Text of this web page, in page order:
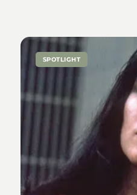
SPOTLIGHT